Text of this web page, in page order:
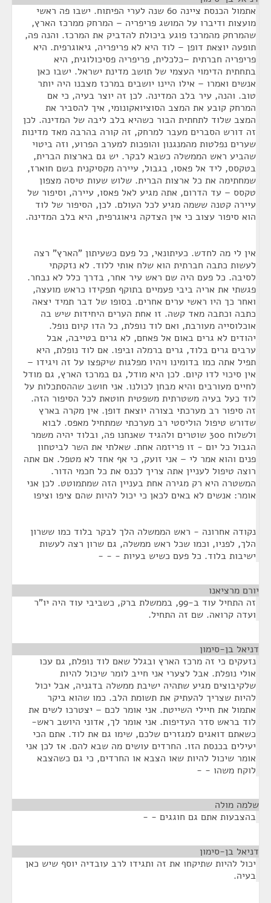
אתמול הכנסת ציינה 60 שנה לערי הפיתוח. ישבו פה ראשי
מועצות ודיברו על המושג פריפריה – המרחק ממרכז הארץ,
שהמרחק מהמרכז פוגע ביכולת להדביק את המרכז. והנה פה,
תופעה יוצאת דופן – לוד היא לא פריפריה, גיאוגרפית. היא
פריפריה חברתית –כלכלית, פריפריה פסיכולוגית, היא
בתחתית הדימוי העצמי של תושב מדינת ישראל. ישבו כאן
אנשים ואמרו – אילו היינו יושבים במרכז מצבנו היה יותר
טוב. והנה, עיר בלב המדינה. לכן זה יוצר בעיה, כי אם
המרחק קובע את המצב הסוציואקונומי, איך להסביר את
המצב שלוד לתחתית הבור כשהיא בלב ליבה של המדינה. לכן
זה דורש הסברים מעבר למרחק, זה קורה בהרבה מאד מדינות
שערים נפלטות מהמנגנון והופכות למערב הפרוע, וזה ביטוי
שהביע ראש הממשלה כשבא לבקר. יש גם בארצות הברית,
בטקסס, ליד אל פאסו, בגבול, עיירה מקסיקנית בשם חוארז,
שמחתימה את כל ארצות הברית. שלוש שעות טיסה מצפון
טקסס – עד הדרום, אתה מגיע לאל פאסו, עיירה, וסיפור של
עיירה קטנה ששמה מגיע לכל העולם. לכן, הסיפור של לוד
הוא סיפור עצוב כי אין הצדקה גיאוגרפית, היא בלב המדינה.
אין לי מה לחדש. כעיתונאי, כל פעם כשעיתון "הארץ" רצה
לעשות כתבה חברתית הוא שלח אותי ללוד. לא נזקקתי
לסיבה. כל פעם היה שם ראש עיר אחר, בדרך כלל לא נבחר.
פגשתי את אריה ביבי פעמיים בתוקף תפקידו כראש מועצה,
ואחר כך היו ראשי ערים אחרים. בסופו של דבר תמיד יצאה
כתבה וכתבה מאד קשה. זו אחת הערים היחידות שיש בה
אוכלוסייה מעורבת, ואם לוד נופלת, כל הדו קיום נופל.
יהודים לא גרים באום אל פאחם, לא גרים בטייבה, אבל
ערבים גרים בלוד, גרים ברמלה וביפו. אם לוד נופלת, היא
תפיל אתה כמו בדומינו ויהיו מפלגות שיקפצו על זה ויגידו –
אין סיכוי לדו קיום. לכן היא מודל, גם במרכז הארץ, גם מודל
לחיים מעורבים והיא מבחן לכולנו. אני חושב שההסתכלות על
לוד כעל בעיה משטרתית משפטית חוטאת לכל הסיפור הזה.
זה סיפור רב מערכתי בצורה יוצאת דופן. אין מקרה בארץ
שדורש טיפול הוליסטי רב מערכתי שמתחיל מאפס. לבוא
ולשלוח 300 שוטרים ולהגיד שאנחנו פה, ובלוד יהיה משמר
הגבול כל יום - זו פריזמה אחת. שאלתי את השר לביטחון
פנים והוא אמר לי – אני זועק, כי אף אחד לא מטפל. אם אתה
רוצה טיפול לעניין אתה צריך לכנס את כל חכמי הדור.
המשטרה היא רק מגירה אחת בעניין הזה שמתמוטט. לכן אני
אומר: אנשים לא באים לכאן כי יכול להיות שהם ציפו וציפו
נקודה אחרונה - ראש הממשלה הלך לבקר בלוד כמו ששרון
הלך, לפניו, וכמו שכל ראש ממשלה, גם שרון רצה לעשות
ישיבות בלוד. כל פעם כשיש בעיות - - -
יורם מרציאנו
זה התחיל עוד ב-99, בממשלת ברק, כשביבי עוד היה יו"ר
ועדה קרואה. שם זה התחיל.
דניאל בן-סימון
נזעקים כי זה מרכז הארץ ובגלל שאם לוד נופלת, גם עכו
אולי נופלת. אבל לצערי אני חייב לומר שיכול להיות
שלקיבוצים מגיע שתהיה ישיבת ממשלה בדגניה, אבל יכול
להיות שצריך להעתיק את תשומת הלב. כמו שהוא ביקר
אתמול את חיילי השייטת. אני אומר לכם – יצטרכו לשים את
לוד בראש סדר העדיפות. אני אומר לך, אדוני היושב ראש-
כשאתם דואגים למגזרים שלכם, שימו גם את לוד. אתם הכי
יעילים בכנסת הזו. החרדים עושים מה שבא להם. אז לכן אני
אומר שיכול להיות שאו הצבא או החרדים, כי גם כשהצבא
לוקח משהו - -
שלמה מולה
בהצבעות אתם גם חוגגים - -
דניאל בן-סימון
יכול להיות שתיקחו את זה ותגידו לרב עובדיה יוסף שיש כאן
בעיה.